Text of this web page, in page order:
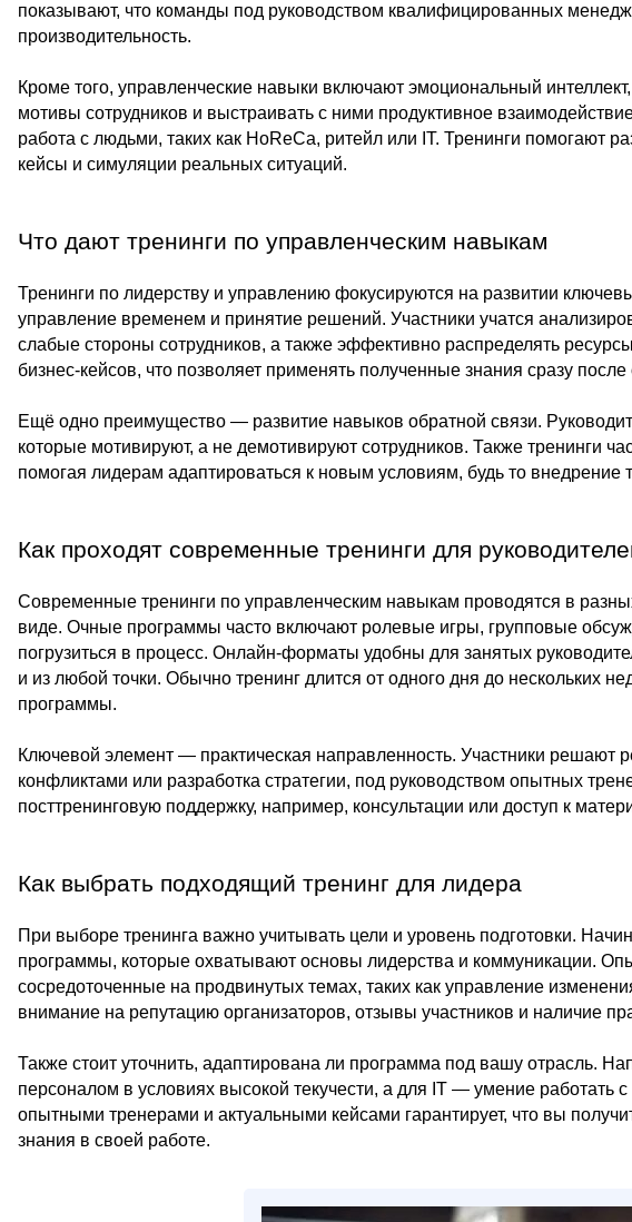
показывают, что команды под руководством квалифицированных
производительность.
Кроме того, управленческие навыки включают эмоциональный
мотивы сотрудников и выстраивать с ними продуктивное
работа с людьми, таких как HoReCa, ритейл или IT. Тренинги помогают
кейсы и симуляции реальных ситуаций.
Что дают тренинги по управленческим навыкам
Тренинги по лидерству и управлению фокусируются на развитии
управление временем и принятие решений. Участники учатся
слабые стороны сотрудников, а также эффективно распределять
бизнес-кейсов, что позволяет применять полученные знания сразу после
Ещё одно преимущество — развитие навыков обратной связи.
которые мотивируют, а не демотивируют сотрудников. Также тренинги
помогая лидерам адаптироваться к новым условиям, будь то внедрение
Как проходят современные тренинги для
Современные тренинги по управленческим навыкам проводятся в
виде. Очные программы часто включают ролевые игры, групповые
погрузиться в процесс. Онлайн-форматы удобны для занятых
и из любой точки. Обычно тренинг длится от одного дня до нескольких
программы.
Ключевой элемент — практическая направленность. Участники решают
конфликтами или разработка стратегии, под руководством опытных
посттренинговую поддержку, например, консультации или доступ к
Как выбрать подходящий тренинг для лидера
При выборе тренинга важно учитывать цели и уровень подготовки.
программы, которые охватывают основы лидерства и коммуникации.
сосредоточенные на продвинутых темах, таких как управление
внимание на репутацию организаторов, отзывы участников и наличие
Также стоит уточнить, адаптирована ли программа под вашу отрасль.
персоналом в условиях высокой текучести, а для IT — умение
опытными тренерами и актуальными кейсами гарантирует, что вы
знания в своей работе.